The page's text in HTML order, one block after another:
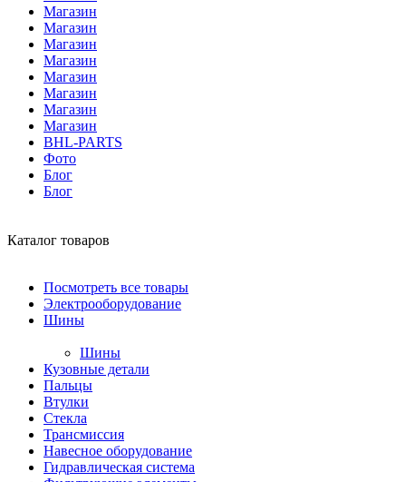
Магазин
Магазин
Магазин
Магазин
Магазин
Магазин
Магазин
Магазин
BHL-PARTS
Фото
Блог
Блог
Каталог товаров
Посмотреть все товары
Электрооборудование
Шины
Шины
Кузовные детали
Пальцы
Втулки
Стекла
Трансмиссия
Навесное оборудование
Гидравлическая система